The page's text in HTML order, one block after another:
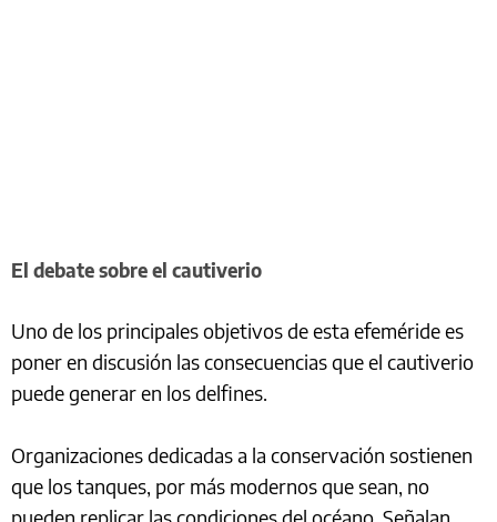
El debate sobre el cautiverio
Uno de los principales objetivos de esta efeméride es
poner en discusión las consecuencias que el cautiverio
puede generar en los delfines.
Organizaciones dedicadas a la conservación sostienen
que los tanques, por más modernos que sean, no